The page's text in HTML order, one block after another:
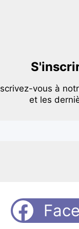
vous à
et les